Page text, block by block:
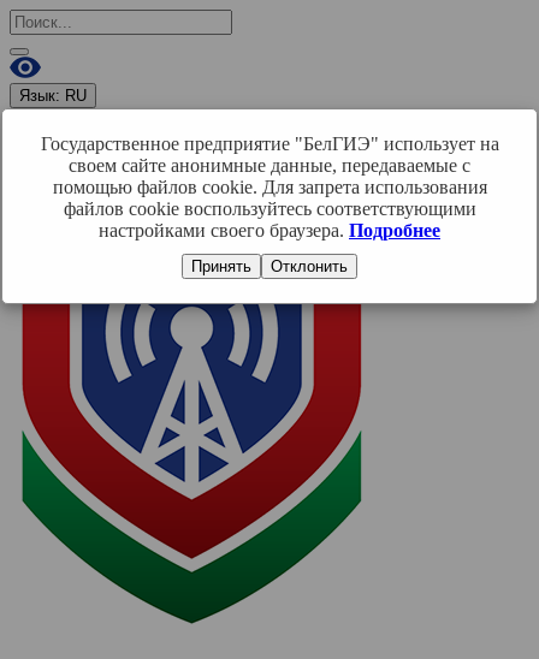
Язык: RU
Государственное предприятие "БелГИЭ" использует на
своем сайте анонимные данные, передаваемые с
помощью файлов cookie. Для запрета использования
файлов cookie воспользуйтесь соответствующими
настройками своего браузера. Подробнее
Принять Отклонить